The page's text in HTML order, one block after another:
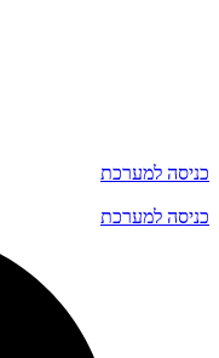
כניסה למערכת
כניסה למערכת